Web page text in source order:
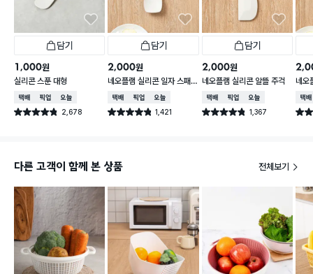
담기
1,000원
실리콘 스푼 대형
택배배송매장픽업오늘배송
별점 4.8점 2,678
건 작성
담기
2,000원
네오플램 실리콘 일자 스패
츌러
택배배송매장픽업오늘배송
별점 4.8점 1,421
건 작성
담기
2,000원
네오플램 실리콘 알뜰 주걱
택배배송매장픽업오늘배송
별점 4.8점 1,367
건 작성
네오
택배
별점
다른 고객이 함께 본 상품 전체보기